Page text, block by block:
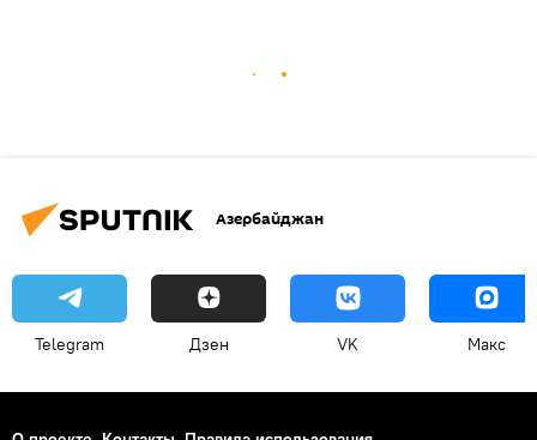
Азербайджан
Telegram Дзен VK Макс